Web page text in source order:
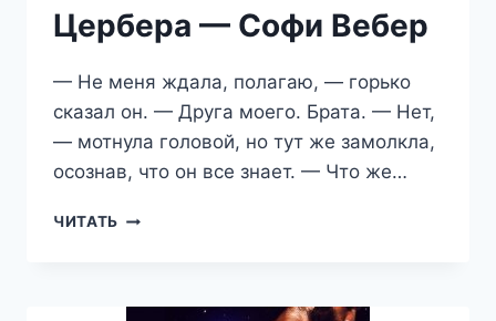
Цербера — Софи Вебер
— Не меня ждала, полагаю, — горько
сказал он. — Друга моего. Брата. — Нет,
— мотнула головой, но тут же замолкла,
осознав, что он все знает. — Что же…
ЧИТАТЬ ЕДИНСТВЕННАЯ
СОФИ